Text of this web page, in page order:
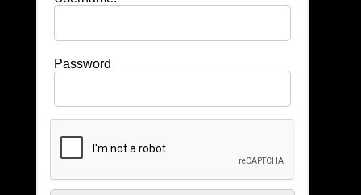
Password